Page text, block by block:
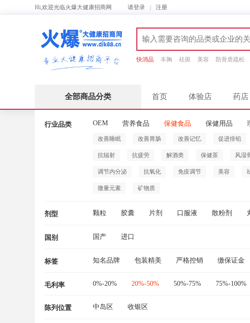
Hi,欢迎光临火爆大健康招商网 请登录 注册
快消品 丰胸 祛斑 美容 防骨质疏松
全部商品分类 首页 体验店 药店
行业品类 OEM 营养食品 保健食品 保健用品
改善睡眠 改善胃肠 改善记忆 促进排铅
抗辐射 抗疲劳 解酒类 保健茶 风湿
调节内分泌 抗氧化 免疫调节 美容
微量元素 矿物质
剂型 颗粒 胶囊 片剂 口服液 散粉剂
国别 国产 进口
标签 知名品牌 包装精美 严格控销 缴保证金
毛利率 0%-20% 20%-50% 50%-75% 75%-100%
陈列位置 中岛区 收银区